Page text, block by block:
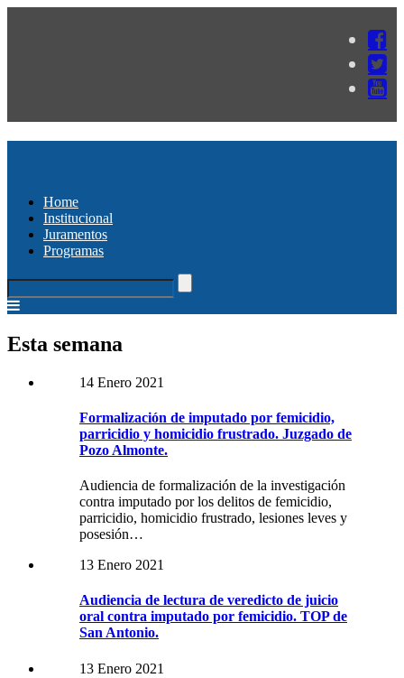
Home
Institucional
Juramentos
Programas
Esta semana
14 Enero 2021
Formalización de imputado por femicidio,
parricidio y homicidio frustrado. Juzgado de
Pozo Almonte.
Audiencia de formalización de la investigación
contra imputado por los delitos de femicidio,
parricidio, homicidio frustrado, lesiones leves y
posesión…
13 Enero 2021
Audiencia de lectura de veredicto de juicio
oral contra imputado por femicidio. TOP de
San Antonio.
13 Enero 2021